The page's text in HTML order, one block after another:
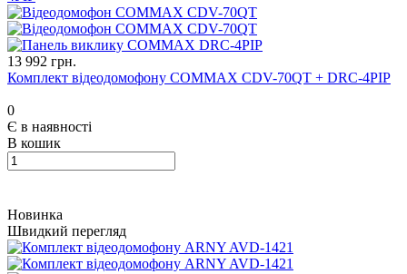
13 992 грн.
Комплект відеодомофону COMMAX CDV-70QT + DRC-4PIP
0
Є в наявності
В кошик
Новинка
Швидкий перегляд